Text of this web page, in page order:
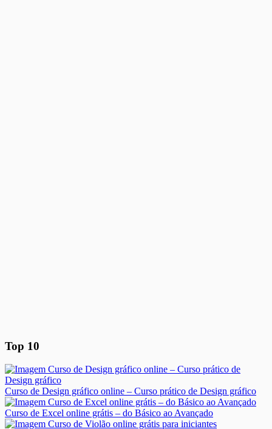
Top 10
Curso de Design gráfico online – Curso prático de Design gráfico
Curso de Excel online grátis – do Básico ao Avançado